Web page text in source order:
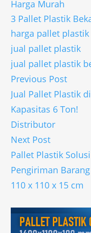
Harga Murah
3 Pallet Plastik
harga pallet plastik
jual pallet plastik
jual pallet plastik
Previous Post
Jual Pallet Plastik
Kapasitas 6 Ton!
Distributor
Next Post
Pallet Plastik
Pengiriman
110 x 110 x 15 cm